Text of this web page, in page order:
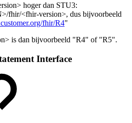
hoger dan STU3:
fhir/<fhir-version>, dus bijvoorbeeld
fhir/R4"
is dan bijvoorbeeld "R4" of "R5".
Interface